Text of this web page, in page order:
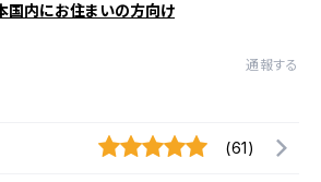
国内にお住まいの方向け
通報する
(61)